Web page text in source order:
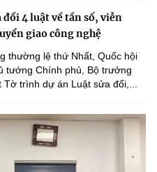
đổi 4 luật về tần số, viễn
giao công nghệ
thường lệ thứ Nhất, Quốc hội
tướng Chính phủ, Bộ trưởng
trình dự án Luật sửa đổi,...